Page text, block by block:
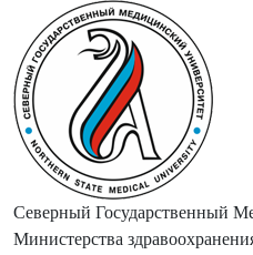
Северный Государственный
Министерства